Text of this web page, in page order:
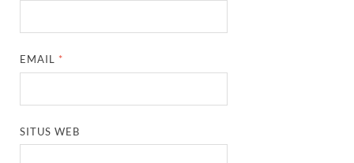
EMAIL *
SITUS WEB